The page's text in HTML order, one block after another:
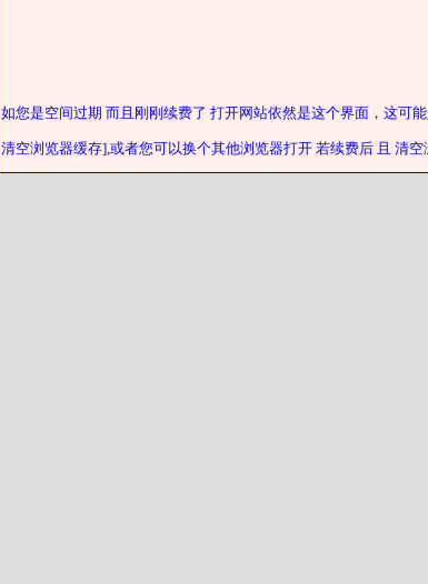
如您是空间过期 而且刚刚续费了 打开网站依然是这个界面，这可
清空浏览器缓存],或者您可以换个其他浏览器打开 若续费后 且 清